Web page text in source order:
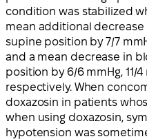
condition was stabilized
mean additional
supine position by 7/7
and a mean decrease in
position by 6/6 mmHg, 11/
respectively. When
doxazosin in patients
when using doxazosin,
hypotension was